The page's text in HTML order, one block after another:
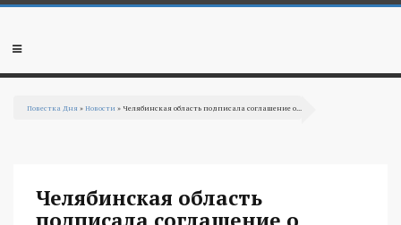
Перейти к основному содержанию
Мобильное
Повестка Дня »Новости » Челябинская область подписала соглашение о...
Челябинская область